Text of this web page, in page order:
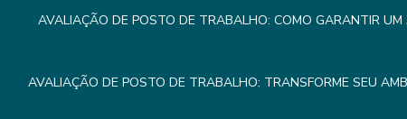
AVALIAÇÃO DE POSTO DE TRABALHO: COMO GARANTIR
AVALIAÇÃO DE POSTO DE TRABALHO: TRANSFORME SEU